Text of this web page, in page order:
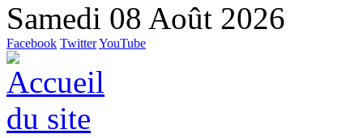
Samedi 08 Août 2026
Facebook TwitterYouTube